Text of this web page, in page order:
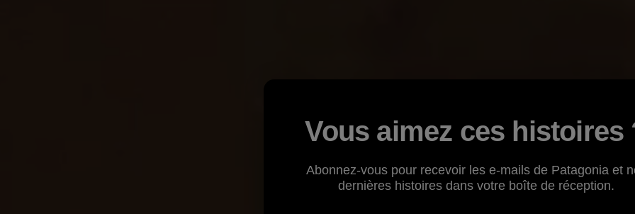
Vous aimez ces histoires
Abonnez-vous pour recevoir les e-mails de Patagonia et
dernières histoires dans votre boîte de réception.